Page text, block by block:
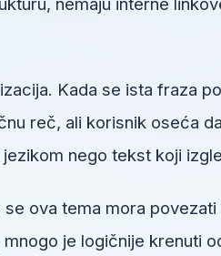
Kada se ista fraza
reč, ali korisnik oseća
nego tekst koji
ova tema mora povezati
je logičnije krenuti